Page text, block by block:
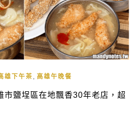
雄下午茶 , 高雄午晚餐
市鹽埕區在地飄香30年老店，超